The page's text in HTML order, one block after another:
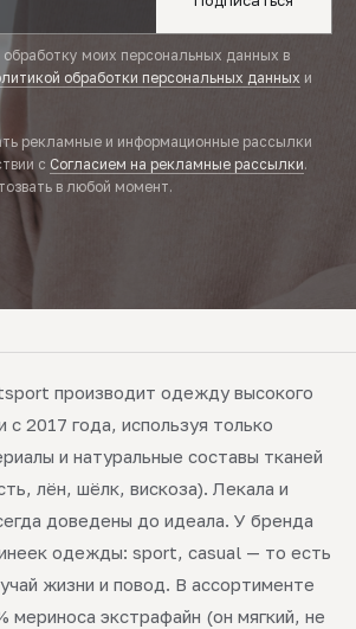
моих персональных данных в
обработки персональных данных и
рекламные и информационные рассылки
с Согласием на рекламные рассылки.
в любой момент.
производит одежду высокого
с 2017 года, используя только
и натуральные составы тканей
лён, шёлк, вискоза). Лекала и
доведены до идеала. У бренда
одежды: sport, casual — то есть
жизни и повод. В ассортименте
мериноса экстрафайн (он мягкий, не